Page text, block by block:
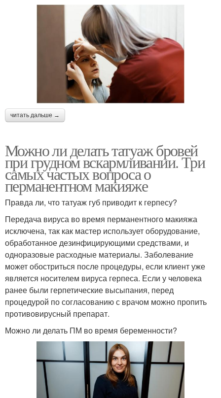
читать дальше →
Можно ли делать татуаж бровей
при грудном вскармливании. Три
самых частых вопроса о
перманентном макияже
Правда ли, что татуаж губ приводит к герпесу?
Передача вируса во время перманентного макияжа
исключена, так как мастер использует оборудование,
обработанное дезинфицирующими средствами, и
одноразовые расходные материалы. Заболевание
может обостриться после процедуры, если клиент уже
является носителем вируса герпеса. Если у человека
ранее были герпетические высыпания, перед
процедурой по согласованию с врачом можно пропить
противовирусный препарат.
Можно ли делать ПМ во время беременности?